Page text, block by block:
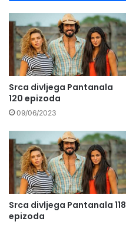
Srca divljega Pantanala
120 epizoda
09/06/2023
Srca divljega Pantanala 118
epizoda